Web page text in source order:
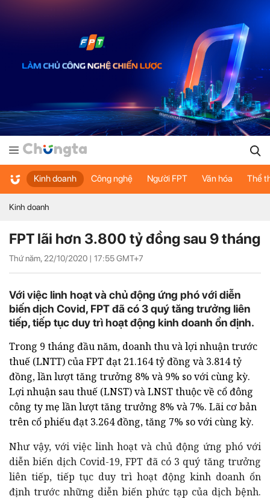
Kinh doanh Công nghệ Người FPT Văn hóa Thể
Kinh doanh
FPT lãi hơn 3.800 tỷ đồng sau 9 tháng
Thứ năm, 22/10/2020 | 17:55GMT+7
Với việc linh hoạt và chủ động ứng phó với diễn
biến dịch Covid, FPT đã có 3 quý tăng trưởng liên
tiếp, tiếp tục duy trì hoạt động kinh doanh ổn định.
Trong 9 tháng đầu năm, doanh thu và lợi nhuận trước
thuế (LNTT) của FPT đạt 21.164 tỷ đồng và 3.814 tỷ
đồng, lần lượt tăng trưởng 8% và 9% so với cùng kỳ.
Lợi nhuận sau thuế (LNST) và LNST thuộc về cổ đông
công ty mẹ lần lượt tăng trưởng 8% và 7%. Lãi cơ bản
trên cổ phiếu đạt 3.264 đồng, tăng 7% so với cùng kỳ.
Như vậy, với việc linh hoạt và chủ động ứng phó với
diễn biến dịch Covid-19, FPT đã có 3 quý tăng trưởng
liên tiếp, tiếp tục duy trì hoạt động kinh doanh ổn
định trước những diễn biến phức tạp của dịch bệnh.